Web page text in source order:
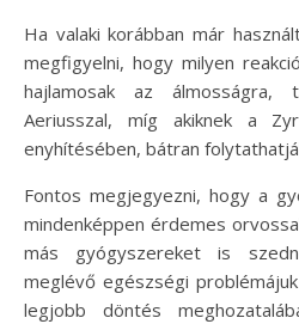
Ha valaki korábban már
megfigyelni, hogy milyen
hajlamosak az álmosságra,
Aeriusszal, míg akiknek a
enyhítésében, bátran
Fontos megjegyezni, hogy a
mindenképpen érdemes
más gyógyszereket is
meglévő egészségi
legjobb döntés